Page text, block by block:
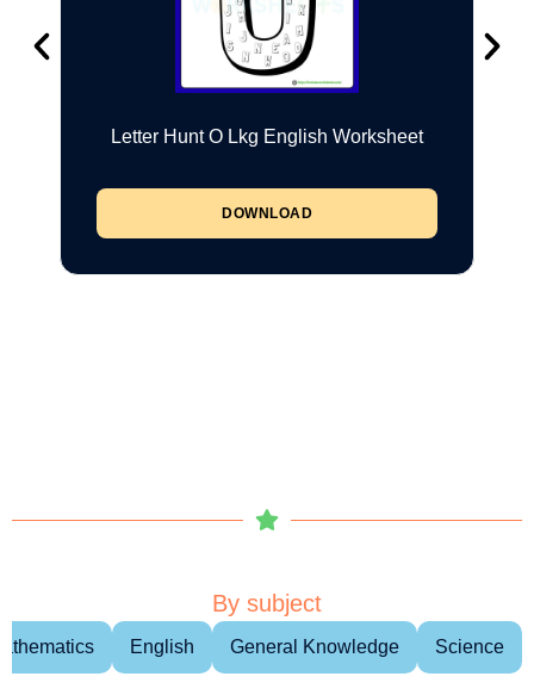
Letter Hunt O Lkg English Worksheet
DOWNLOAD
By subject
English General Knowledge Science